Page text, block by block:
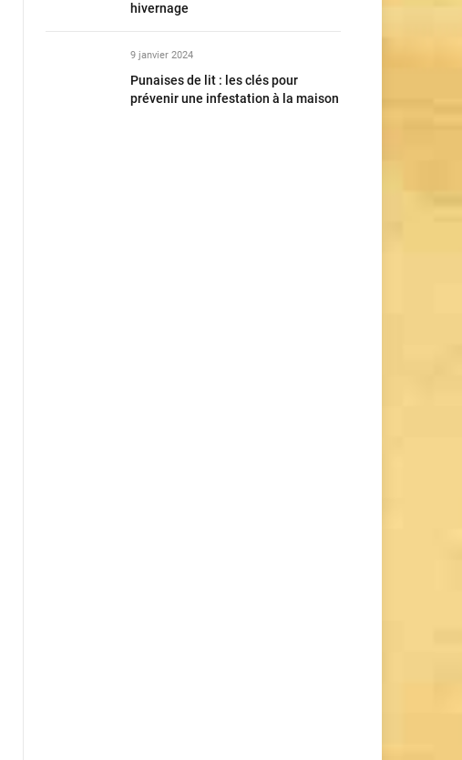
hivernage
9 janvier 2024
Punaises de lit : les clés pour
prévenir une infestation à la maison